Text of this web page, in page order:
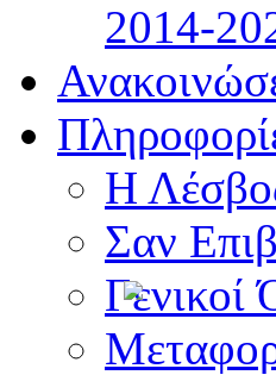
2014-
Η
Σαν
Γενικοί